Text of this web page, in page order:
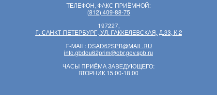
ТЕЛЕФОН, ФАКС ПРИЁМНОЙ:
(812) 409-88-75
197227,
Г. САНКТ-ПЕТЕРБУРГ, УЛ. ГАККЕЛЕВСКАЯ, Д.33, К.2
E-MAIL: DSAD62SPB@MAIL.RU
info.gbdou62prim@obr.gov.spb.ru
ЧАСЫ ПРИЁМА ЗАВЕДУЮЩЕГО:
ВТОРНИК 15:00-18:00